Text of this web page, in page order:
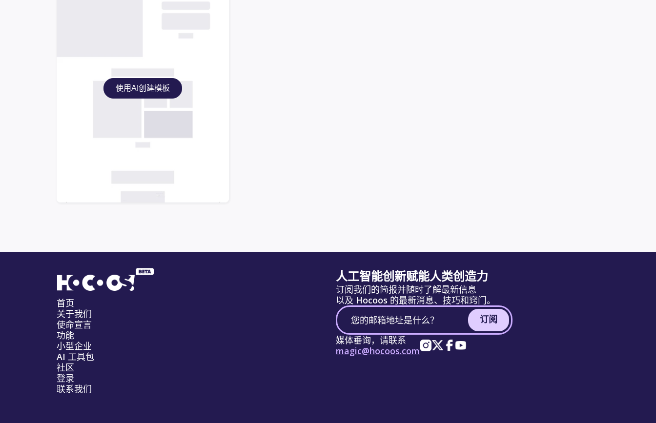
使用AI创建模板
首页
关于我们
使命宣言
功能
小型企业
AI 工具包
社区
登录
联系我们
人工智能创新赋能人类创造力
订阅我们的简报并随时了解最新信息
以及 Hocoos 的最新消息、技巧和窍门。
订阅
媒体垂询，请联系
magic@hocoos.com